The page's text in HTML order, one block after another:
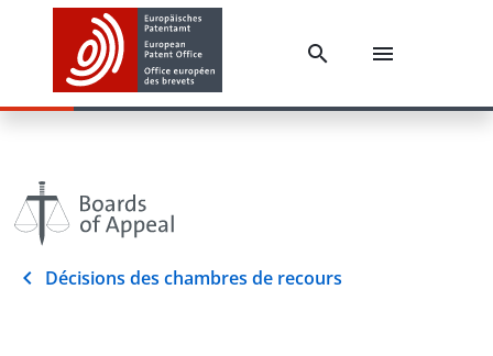
Décisions des chambres de recours